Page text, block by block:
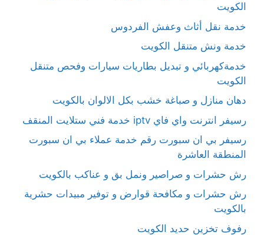
الكويت
خدمة نقل أثاث وعفش الفردوس
خدمة ونش متنقل الكويت
خدمةكهربائي و تبديل بطاريات سيارات وفحص متنقل
الكويت
دهان منازل و صباغة خشب بكل الالوان بالكويت
رسيفر انترنت واي فاي iptv خدمة فني ستلايت المنقف
رسيفر بي ان سبورت رقم خدمة عملاء بي ان سبورت
المنطقة العاشرة
رش حشرات و صراصير ونمل بق و عناكب بالكويت
رش حشرات و مكافحة قوارض و توفير مبيدات حشرية
بالكويت
رفوف تخزين حديد الكويت